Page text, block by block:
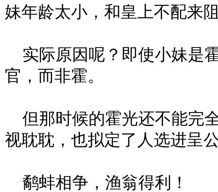
妹年龄太小，和皇上不配来
实际原因呢？即使小妹是
官，而非霍。
但那时候的霍光还不能完
视耽耽，也拟定了人选进呈
鹬蚌相争，渔翁得利！